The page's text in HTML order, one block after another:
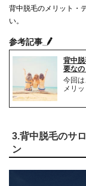
背中脱毛のメリット・
い。
参考記事
背中
要なの
今回
メリ
3.背中脱毛のサ
ン